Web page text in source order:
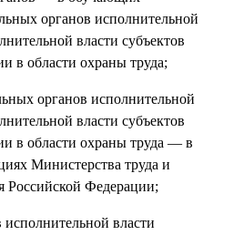
органов исполнительной
власти субъектов
в области охраны труда;
органов исполнительной
власти субъектов
в области охраны труда — в
Министерства труда и
Российской Федерации;
власти